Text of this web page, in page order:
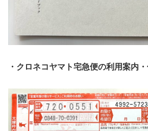
・クロネコヤマト宅急便の利用案内